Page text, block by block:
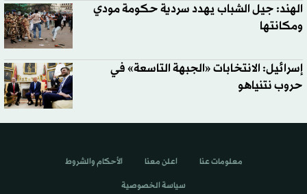
الهند: جيل الشباب يهدد سردية حكومة مودي
ومكانتها
إسرائيل: الانتخابات «الجبهة التاسعة» في
حروب نتنياهو
معلومات عنا اعلن معنا الأحكام والشروط
سياسة الخصوصية